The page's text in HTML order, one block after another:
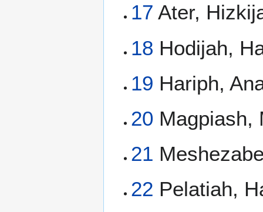
17 Ater,
18 Hodijah,
19 Hariph,
20 Magpiash,
21
22 Pelatiah,